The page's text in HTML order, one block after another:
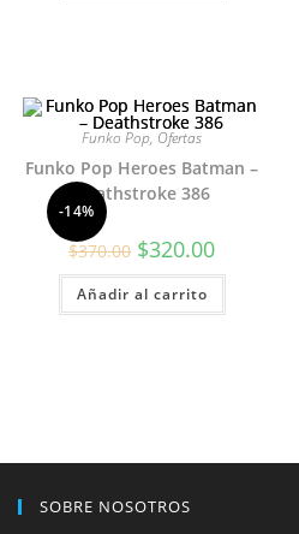
-14%
Funko Pop, Ofertas
Funko Pop Heroes Batman –
Deathstroke 386
$370.00 El
precio
original
era:
$370.00.
$320.00El
actual
$320.00.
Añadir al carrito
SOBRE NOSOTROS